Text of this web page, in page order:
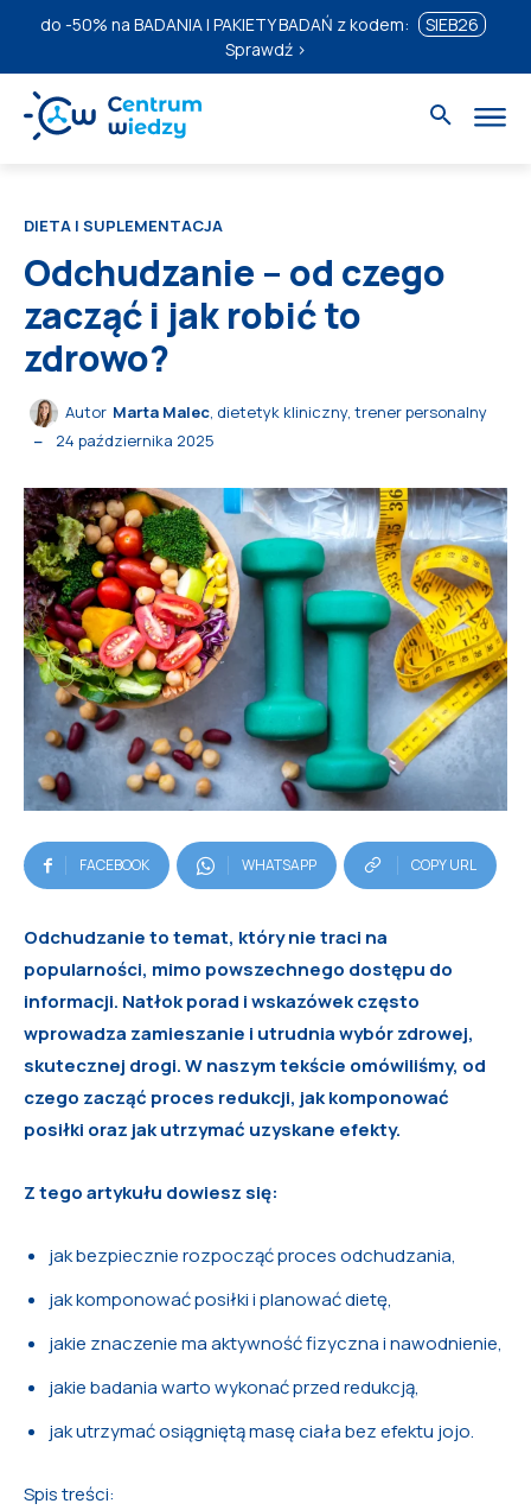
do -50% na BADANIA I PAKIETY BADAŃ z kodem:
SIEB26
Sprawdź ›
DIETA I SUPLEMENTACJA
Odchudzanie – od czego
zacząć i jak robić to
zdrowo?
Autor Marta Malec, dietetyk kliniczny, trener personalny
24 października 2025
FACEBOOK WHATSAPP COPY URL
Odchudzanie to temat, który nie traci na
popularności, mimo powszechnego dostępu do
informacji. Natłok porad i wskazówek często
wprowadza zamieszanie i utrudnia wybór zdrowej,
skutecznej drogi. W naszym tekście omówiliśmy, od
czego zacząć proces redukcji, jak komponować
posiłki oraz jak utrzymać uzyskane efekty.
Z tego artykułu dowiesz się:
jak bezpiecznie rozpocząć proces odchudzania,
jak komponować posiłki i planować dietę,
jakie znaczenie ma aktywność fizyczna i nawodnienie,
jakie badania warto wykonać przed redukcją,
jak utrzymać osiągniętą masę ciała bez efektu jojo.
Spis treści: